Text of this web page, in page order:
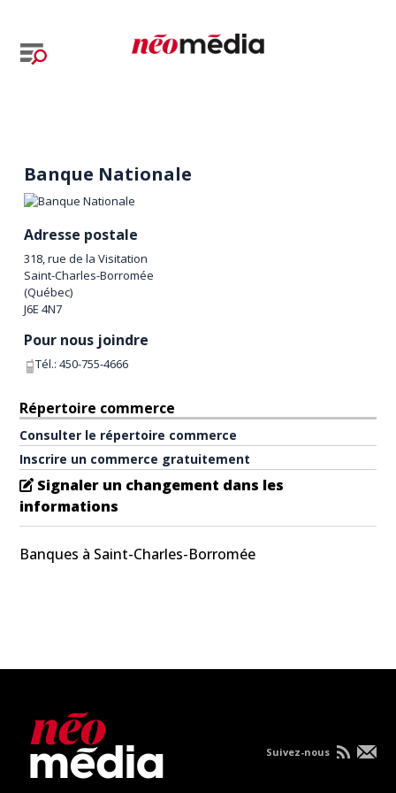
Banque Nationale
Adresse postale
318, rue de la Visitation
Saint-Charles-Borromée
(Québec)
J6E 4N7
Pour nous joindre
Tél.:450-755-4666
Répertoire commerce
Consulter le répertoire commerce
Inscrire un commerce gratuitement
Signaler un changement dans les
informations
Banques à Saint-Charles-Borromée
Suivez-nous